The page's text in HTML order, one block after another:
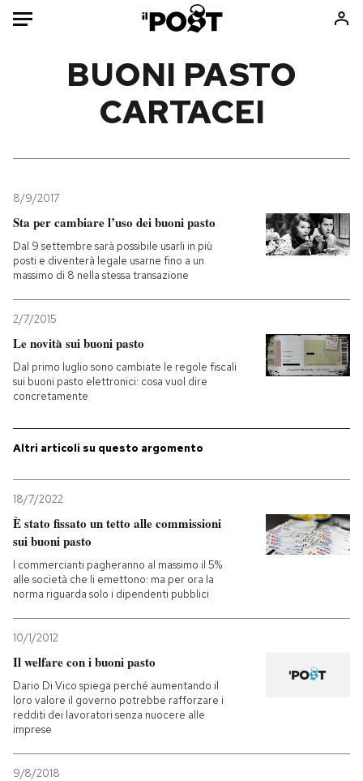
Mondo
Tecnologia
Internet
Scienza
Cultura
Economia
Sport
Libri
Ok Boomer!
Media
Altrecose
PODCAST
NEWSLETTER
I MIEI PREFERITI
AREA PERSONALE
Entra
BUONI PASTO
CARTACEI
8/9/2017
Sta per cambiare l’uso dei buoni pasto
Dal 9 settembre sarà possibile usarli in più
posti e diventerà legale usarne fino a un
massimo di 8 nella stessa transazione
2/7/2015
Le novità sui buoni pasto
Dal primo luglio sono cambiate le regole fiscali
sui buoni pasto elettronici: cosa vuol dire
concretamente
Altri articoli su questo argomento
18/7/2022
È stato fissato un tetto alle commissioni
sui buoni pasto
I commercianti pagheranno al massimo il 5%
alle società che li emettono: ma per ora la
norma riguarda solo i dipendenti pubblici
10/1/2012
Il welfare con i buoni pasto
Dario Di Vico spiega perché aumentando il
loro valore il governo potrebbe rafforzare i
redditi dei lavoratori senza nuocere alle
imprese
9/8/2018